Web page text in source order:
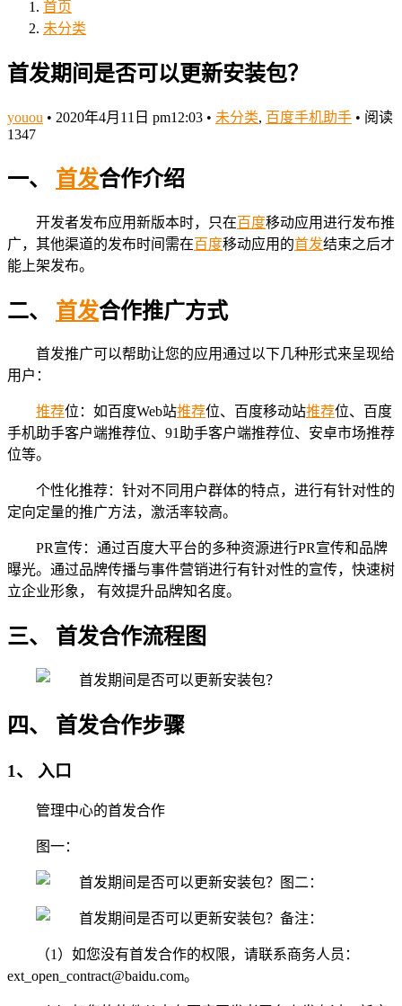
首页
未分类
首发期间是否可以更新安装包？
youou • 2020年4月11日 pm12:03 • 未分类, 百度手机助手 • 阅读
1347
一、 首发合作介绍
开发者发布应用新版本时，只在百度移动应用进行发布推
广，其他渠道的发布时间需在百度移动应用的首发结束之后才
能上架发布。
二、 首发合作推广方式
首发推广可以帮助让您的应用通过以下几种形式来呈现给
用户：
推荐位：如百度Web站推荐位、百度移动站推荐位、百度
手机助手客户端推荐位、91助手客户端推荐位、安卓市场推荐
位等。
个性化推荐：针对不同用户群体的特点，进行有针对性的
定向定量的推广方法，激活率较高。
PR宣传：通过百度大平台的多种资源进行PR宣传和品牌
曝光。通过品牌传播与事件营销进行有针对性的宣传，快速树
立企业形象， 有效提升品牌知名度。
三、 首发合作流程图
四、 首发合作步骤
1、 入口
管理中心的首发合作
图一：
图二：
备注：
（1）如您没有首发合作的权限，请联系商务人员：
ext_open_contract@baidu.com。